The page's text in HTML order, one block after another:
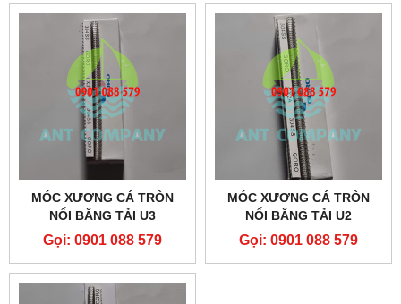
MÓC XƯƠNG CÁ TRÒN
NỐI BĂNG TẢI U3
Gọi: 0901 088 579
MÓC XƯƠNG CÁ TRÒN
NỐI BĂNG TẢI U2
Gọi: 0901 088 579